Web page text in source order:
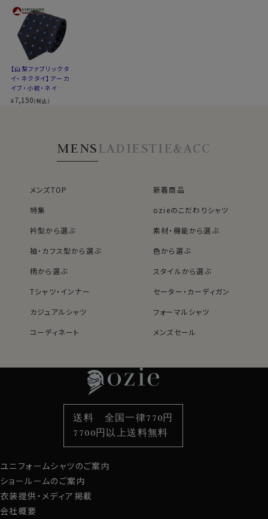
生産国
生地
山梨ファブリック
生地の
特徴
アーカイブ
風に再構築した柄。ビンテージ風でありな
がらモダンな印象。
※商品により長さに多少の差があります
40912
【山梨ファブリックタ
イ・ネクタイ】アーカ
イブ・小紋・ネイビー
ブルー・日本製
¥7,150(税込)
MENSLADIESTIE&ACC
メンズTOP
新着商品
特集
ozieのこだわりシャツ
衿型から選ぶ
素材・機能から選ぶ
袖・カフス型から選ぶ
色から選ぶ
柄から選ぶ
スタイルから選ぶ
Tシャツ・インナー
セーター・カーディガン
カジュアルシャツ
フォーマルシャツ
コーディネート
メンズセール
袖・カフス型から選ぶ
色から選ぶ
柄から選ぶ
スタイルから選ぶ
カジュアルシャツ
定番シャツ
カフスボタン
サスペンダー
財布・名刺入れ
バッグ
ストール・マフラー
グローブ
ユニフォームシャツのご案内
ショールームのご案内
衣装提供・メディア掲載
会社概要
送料 全国一律770円
7700円以上送料無料